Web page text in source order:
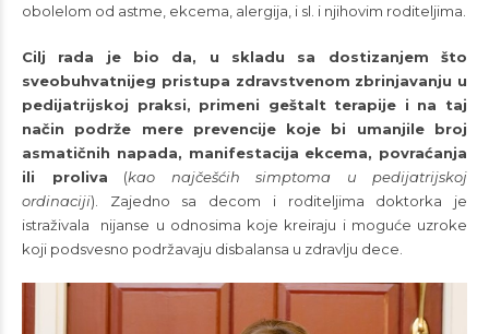
obolelom od astme, ekcema, alergija, i sl. i njihovim roditeljima.
Cilj rada je bio da, u skladu sa dostizanjem što
sveobuhvatnijeg pristupa zdravstvenom zbrinjavanju u
pedijatrijskoj praksi, primeni geštalt terapije i na taj
način podrže mere prevencije koje bi umanjile broj
asmatičnih napada, manifestacija ekcema, povraćanja
ili proliva (kao najčešćih simptoma u pedijatrijskoj
ordinaciji). Zajedno sa decom i roditeljima doktorka je
istraživala nijanse u odnosima koje kreiraju i moguće uzroke
koji podsvesno podržavaju disbalansa u zdravlju dece.